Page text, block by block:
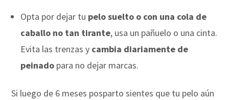
Opta por dejar tu pelo suelto o con una cola de
caballo no tan tirante, usa un pañuelo o una cinta.
Evita las trenzas y cambia diariamente de
peinado para no dejar marcas.
Si luego de 6 meses posparto sientes que tu pelo aún